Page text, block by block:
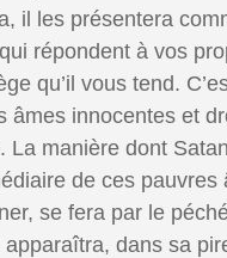
il les présentera
répondent à vos
qu’il vous tend.
âmes innocentes et
La manière dont
de ces pauvres
se fera par le
apparaîtra, dans sa